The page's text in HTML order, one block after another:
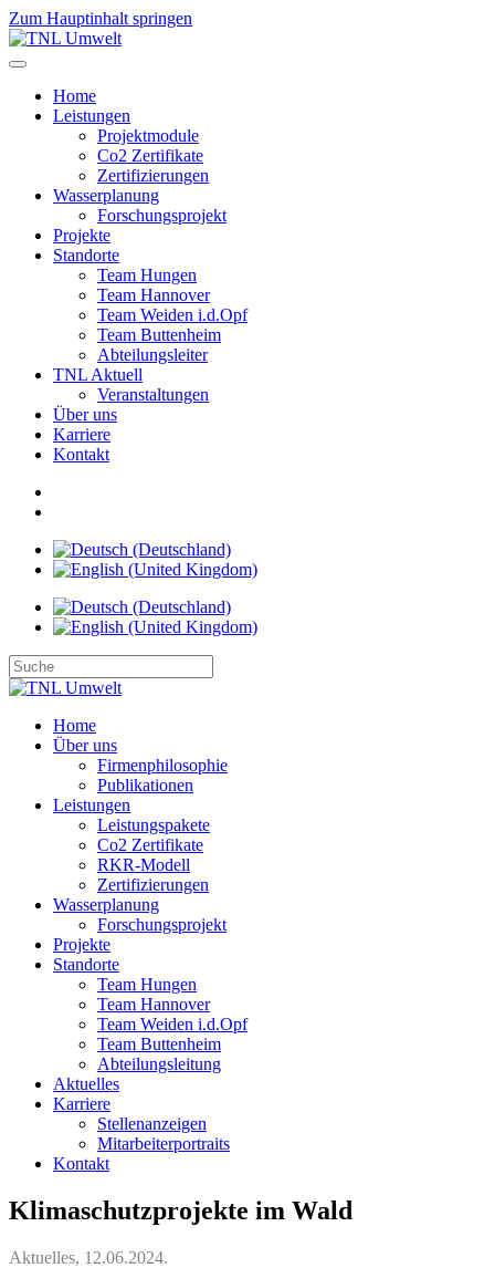
Zum Hauptinhalt springen
Home
Leistungen
Projektmodule
Co2 Zertifikate
Zertifizierungen
Wasserplanung
Forschungsprojekt
Projekte
Standorte
Team Hungen
Team Hannover
Team Weiden i.d.Opf
Team Buttenheim
Abteilungsleiter
TNL Aktuell
Veranstaltungen
Über uns
Karriere
Kontakt
Home
Über uns
Firmenphilosophie
Publikationen
Leistungen
Leistungspakete
Co2 Zertifikate
RKR-Modell
Zertifizierungen
Wasserplanung
Forschungsprojekt
Projekte
Standorte
Team Hungen
Team Hannover
Team Weiden i.d.Opf
Team Buttenheim
Abteilungsleitung
Aktuelles
Karriere
Stellenanzeigen
Mitarbeiterportraits
Kontakt
Klimaschutzprojekte im Wald
Aktuelles, 12.06.2024.